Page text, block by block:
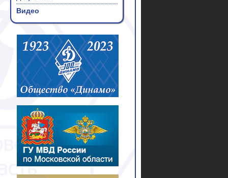
Видео